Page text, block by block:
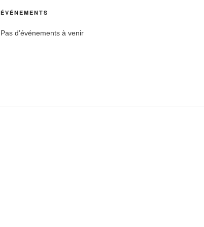
ÉVÉNEMENTS
Pas d’événements à venir